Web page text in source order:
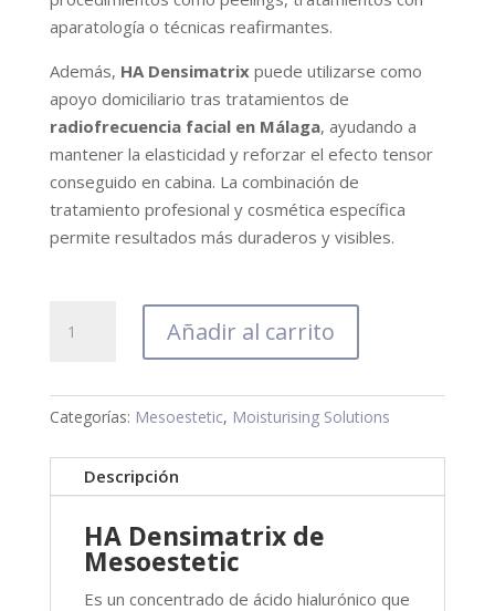
aparatología o técnicas reafirmantes.
Además, HA Densimatrixpuede utilizarse como
apoyo domiciliario tras tratamientos de
radiofrecuencia facial en Málaga, ayudando a
mantener la elasticidad y reforzar el efecto tensor
conseguido en cabina. La combinación de
tratamiento profesional y cosmética específica
permite resultados más duraderos y visibles.
Densimatrix
Añadir al carrito
Categorías: Mesoestetic, Moisturising Solutions
Descripción
HA Densimatrix de
Mesoestetic
Es un concentrado de ácido hialurónico que